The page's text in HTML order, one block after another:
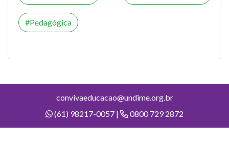
Pedagógica
convivaeducacao@undime.org.br
(61) 98217-0057 |
0800 729 2872